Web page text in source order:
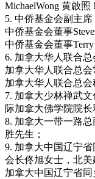
MichaelWong 黄啟照
5. 中侨基金会副主席
中侨基金会董事
中侨基金会董事Terry
6. 加拿大华人联合总
加拿大华人联合总会
加拿大华人联合总会
7. 加拿大少林禅武
际加拿大佛学院院长
8. 加拿大一带一路
胜先生；
9. 加拿大中国辽宁
会长佟旭女士，北美
加拿大中国辽宁省